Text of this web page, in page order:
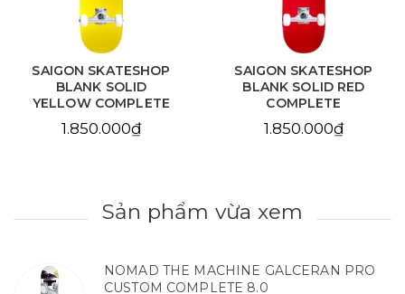
SAIGON SKATESHOP
BLANK SOLID RED
COMPLETE
1.850.000₫
SAIGON SKATESHOP
BLANK NATURAL
COMPLETE
1.850.000₫
Sản phẩm vừa xem
NOMAD THE MACHINE GALCERAN PRO
CUSTOM COMPLETE 8.0